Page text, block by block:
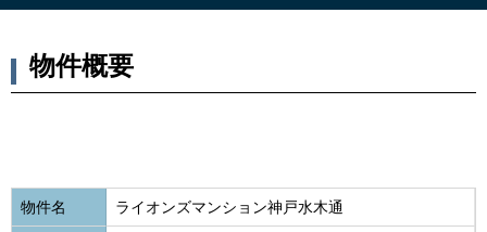
物件概要
物件名 ライオンズマンション神戸水木通